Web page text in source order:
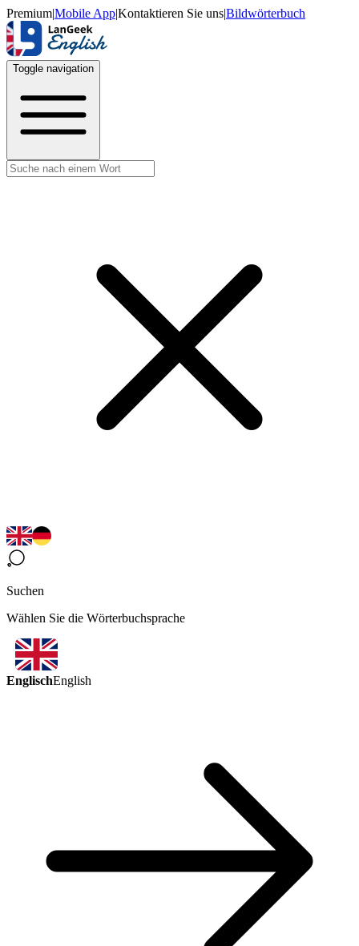
Premium|Mobile App|Kontaktieren Sie uns|Bildwörterbuch
Toggle navigation
Suchen
Wählen Sie die Wörterbuchsprache
EnglischEnglish